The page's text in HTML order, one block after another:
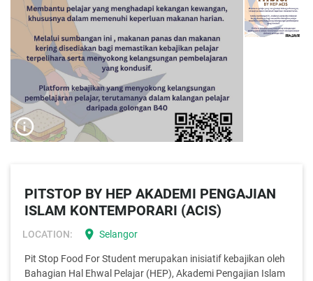
info_outline
PITSTOP BY HEP AKADEMI PENGAJIAN
ISLAM KONTEMPORARI (ACIS)
LOCATION: location_on Selangor
Pit Stop Food For Student merupakan inisiatif kebajikan oleh
Bahagian Hal Ehwal Pelajar (HEP), Akademi Pengajian Islam